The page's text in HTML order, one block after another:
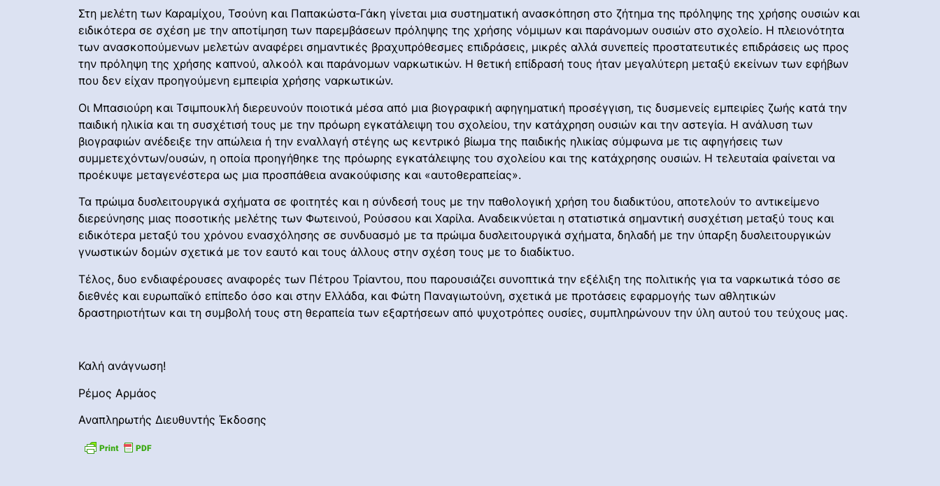
Στη μελέτη των Καραμίχου, Τσούνη και Παπακώστα-Γάκη γίνεται μια συστηματική ανασκόπηση στο ζήτημα της πρόληψης της χρήσης ουσιών και
ειδικότερα σε σχέση με την αποτίμηση των παρεμβάσεων πρόληψης της χρήσης νόμιμων και παράνομων ουσιών στο σχολείο. Η πλειονότητα
των ανασκοπούμενων μελετών αναφέρει σημαντικές βραχυπρόθεσμες επιδράσεις, μικρές αλλά συνεπείς προστατευτικές επιδράσεις ως προς
την πρόληψη της χρήσης καπνού, αλκοόλ και παράνομων ναρκωτικών. Η θετική επίδρασή τους ήταν μεγαλύτερη μεταξύ εκείνων των εφήβων
που δεν είχαν προηγούμενη εμπειρία χρήσης ναρκωτικών.
Οι Μπασιούρη και Τσιμπουκλή διερευνούν ποιοτικά μέσα από μια βιογραφική αφηγηματική προσέγγιση, τις δυσμενείς εμπειρίες ζωής κατά την
παιδική ηλικία και τη συσχέτισή τους με την πρόωρη εγκατάλειψη του σχολείου, την κατάχρηση ουσιών και την αστεγία. Η ανάλυση των
βιογραφιών ανέδειξε την απώλεια ή την εναλλαγή στέγης ως κεντρικό βίωμα της παιδικής ηλικίας σύμφωνα με τις αφηγήσεις των
συμμετεχόντων/ουσών, η οποία προηγήθηκε της πρόωρης εγκατάλειψης του σχολείου και της κατάχρησης ουσιών. Η τελευταία φαίνεται να
προέκυψε μεταγενέστερα ως μια προσπάθεια ανακούφισης και «αυτοθεραπείας».
Τα πρώιμα δυσλειτουργικά σχήματα σε φοιτητές και η σύνδεσή τους με την παθολογική χρήση του διαδικτύου, αποτελούν το αντικείμενο
διερεύνησης μιας ποσοτικής μελέτης των Φωτεινού, Ρούσσου και Χαρίλα. Αναδεικνύεται η στατιστικά σημαντική συσχέτιση μεταξύ τους και
ειδικότερα μεταξύ του χρόνου ενασχόλησης σε συνδυασμό με τα πρώιμα δυσλειτουργικά σχήματα, δηλαδή με την ύπαρξη δυσλειτουργικών
γνωστικών δομών σχετικά με τον εαυτό και τους άλλους στην σχέση τους με το διαδίκτυο.
Τέλος, δυο ενδιαφέρουσες αναφορές των Πέτρου Τρίαντου, που παρουσιάζει συνοπτικά την εξέλιξη της πολιτικής για τα ναρκωτικά τόσο σε
διεθνές και ευρωπαϊκό επίπεδο όσο και στην Ελλάδα, και Φώτη Παναγιωτούνη, σχετικά με προτάσεις εφαρμογής των αθλητικών
δραστηριοτήτων και τη συμβολή τους στη θεραπεία των εξαρτήσεων από ψυχοτρόπες ουσίες, συμπληρώνουν την ύλη αυτού του τεύχους μας.
Καλή ανάγνωση!
Ρέμος Αρμάος
Αναπληρωτής Διευθυντής Έκδοσης